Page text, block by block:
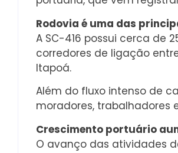
Rodovia é uma das
A SC-416 possui cerca de
corredores de ligação
Itapoá.
Além do fluxo intenso de
moradores, trabalhadores
Crescimento portuário
O avanço das atividades